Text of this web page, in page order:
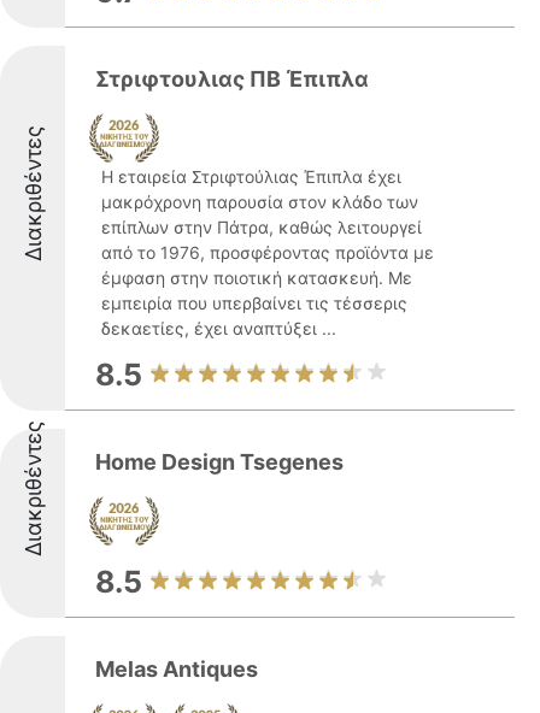
Διακριθέντες
Στριφτουλιας ΠΒ Έπιπλα
Η εταιρεία Στριφτούλιας Έπιπλα έχει
μακρόχρονη παρουσία στον κλάδο των
επίπλων στην Πάτρα, καθώς λειτουργεί
από το 1976, προσφέροντας προϊόντα με
έμφαση στην ποιοτική κατασκευή. Με
εμπειρία που υπερβαίνει τις τέσσερις
δεκαετίες, έχει αναπτύξει ...
8.5
Διακριθέντες Home Design Tsegenes
8.5
Melas Antiques